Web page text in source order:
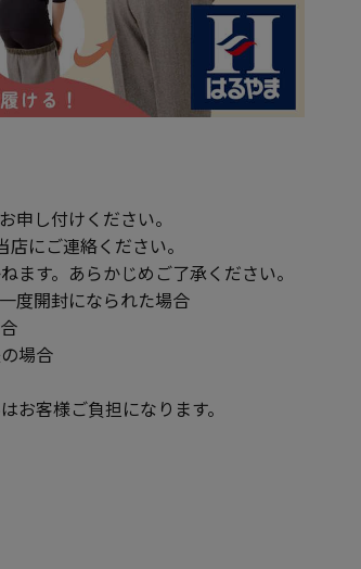
し付けください。
にご連絡ください。
す。あらかじめご了承ください。
度開封になられた場合
場合
客様ご負担になります。